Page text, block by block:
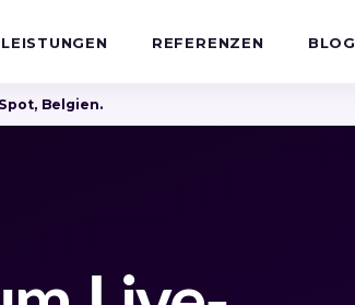
REFERENZEN BLOG
Belgien.